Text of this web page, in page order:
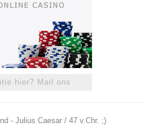
hier? Mail ons
- Julius Caesar / 47 v.Chr. ;)